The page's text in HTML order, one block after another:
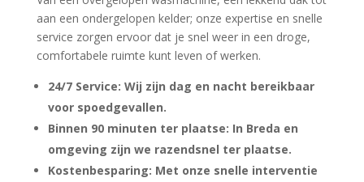
aan een ondergelopen kelder; onze expertise en snelle
service zorgen ervoor dat je snel weer in een droge,
comfortabele ruimte kunt leven of werken.​
24/7 Service: Wij zijn dag en nacht bereikbaar
voor spoedgevallen.​
Binnen 90 minuten ter plaatse: In Breda en
omgeving zijn we razendsnel ter plaatse.​
Kostenbesparing: Met onze snelle interventie